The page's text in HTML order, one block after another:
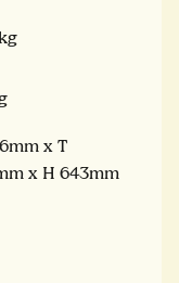
x T
x H 643mm